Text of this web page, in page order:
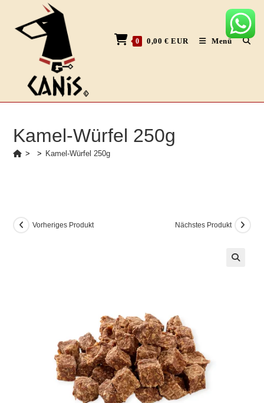
springen
0 0,00€ EUR Menü
Kamel-Würfel 250g
> > Kamel-Würfel 250g
Vorheriges Produkt Nächstes Produkt